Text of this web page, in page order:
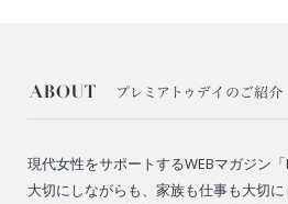
現代女性をサポートするWEBマガジン「
大切にしながらも、家族も仕事も大切